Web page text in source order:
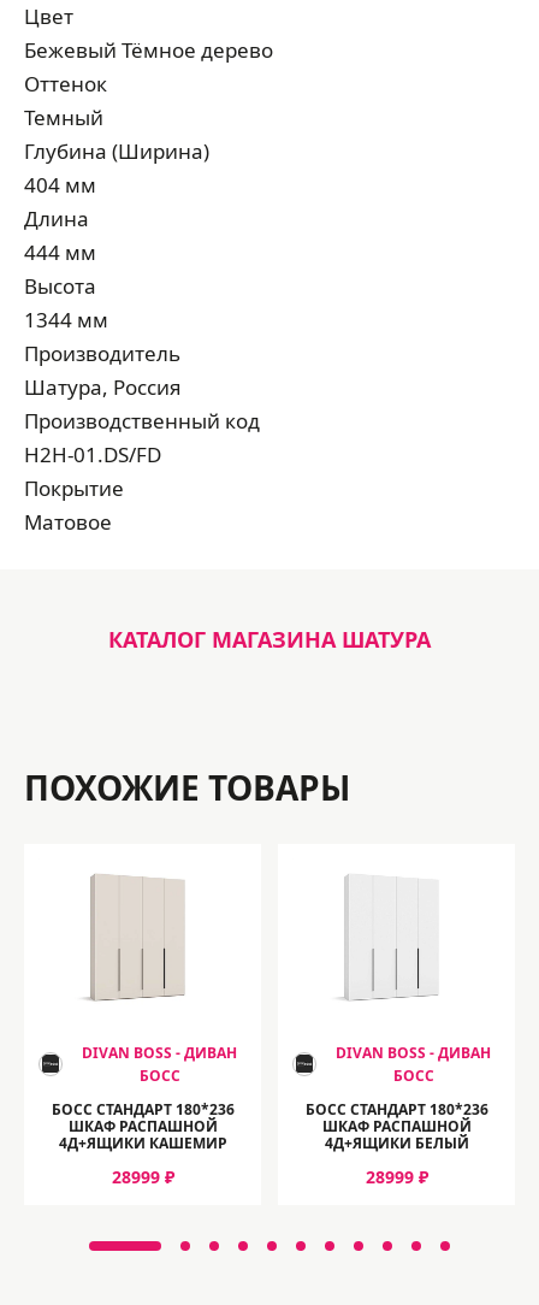
Цвет
Бежевый Тёмное дерево
Оттенок
Темный
Глубина (Ширина)
404 мм
Длина
444 мм
Высота
1344 мм
Производитель
Шатура, Россия
Производственный код
H2H-01.DS/FD
Покрытие
Матовое
КАТАЛОГ МАГАЗИНА ШАТУРА
ПОХОЖИЕ ТОВАРЫ
DIVAN BOSS - ДИВАН
БОСС
БОСС СТАНДАРТ 180*236
ШКАФ РАСПАШНОЙ
4Д+ЯЩИКИ КАШЕМИР
28999 ₽
DIVAN BOSS - ДИВАН
БОСС
БОСС СТАНДАРТ 180*236
ШКАФ РАСПАШНОЙ
4Д+ЯЩИКИ БЕЛЫЙ
28999 ₽